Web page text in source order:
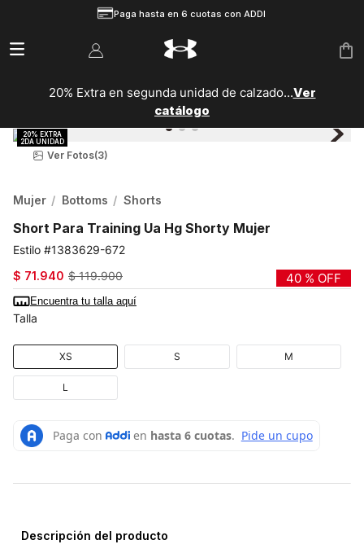
Paga hasta en 6 cuotas con ADDI
20% Extra en segunda unidad de calzado...Ver
catálogo
Ver Fotos(3)
Mujer Bottoms Shorts
Short Para Training Ua Hg Shorty Mujer
1383629-672
$ 71.940 $ 119.900 40 % OFF
Encuentra tu talla aquí
Talla
XS S M
L
Descripción del producto